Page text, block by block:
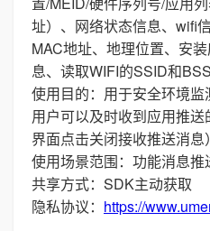
址）、网络状态信息、wifi
MAC地址、地理位置、安
息、读取WIFI的SSID和
使用目的：用于安全环境
用户可以及时收到应用推
界面点击关闭接收推送消息）
使用场景范围：功能消息推
共享方式：SDK主动获取
隐私协议： https://